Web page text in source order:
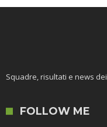
Squadre, risultati e news
FOLLOW ME